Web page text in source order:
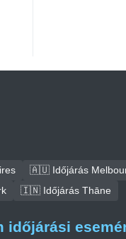
🇦🇺 Időjárás
🇮🇳 Időjárás Thāne
időjárási